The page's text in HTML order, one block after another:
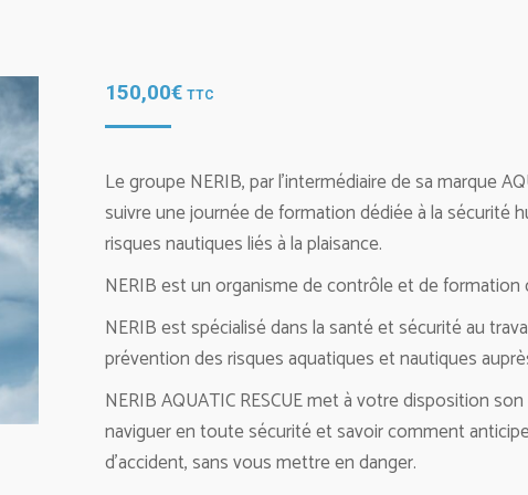
150,00€ TTC
Le groupe NERIB, par l’intermédiaire de sa marque
suivre une journée de formation dédiée à la sécurité
risques nautiques liés à la plaisance.
NERIB est un organisme de contrôle et de formation
NERIB est spécialisé dans la santé et sécurité au
prévention des risques aquatiques et nautiques
NERIB AQUATIC RESCUE met à votre disposition
naviguer en toute sécurité et savoir comment
d’accident, sans vous mettre en danger.
Offre valable jusqu’au 7 août 2026 inclus.
PLACES LIMITÉES
Paiement en 3x sans frais